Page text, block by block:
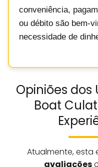
conveniência,
ou débito são bem-
necessidade de
Opiniões dos
Boat
Atualmente, esta
avaliações